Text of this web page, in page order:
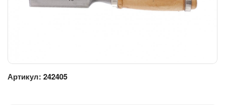
Артикул: 242405